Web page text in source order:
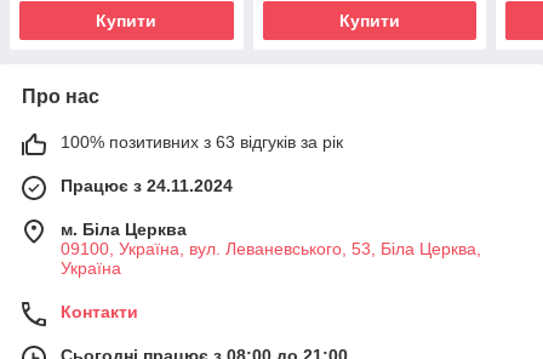
Купити Купити
Про нас
100% позитивних з 63 відгуків за рік
Працює з 24.11.2024
м. Біла Церква
09100, Україна, вул. Леваневського, 53, Біла Церква,
Україна
Контакти